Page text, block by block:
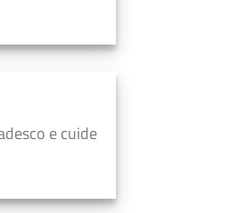
e cuide